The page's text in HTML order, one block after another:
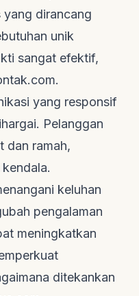
dirancang
unik
sangat efektif,
.
yang responsif
Pelanggan
dan ramah,
keluhan
pengalaman
meningkatkan
ditekankan